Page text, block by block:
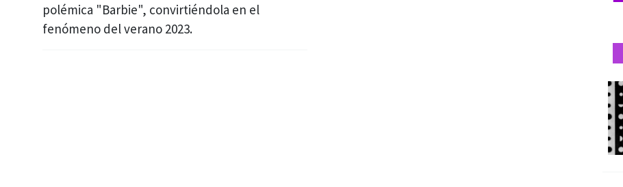
polémica "Barbie", convirtiéndola en el
fenómeno del verano 2023.